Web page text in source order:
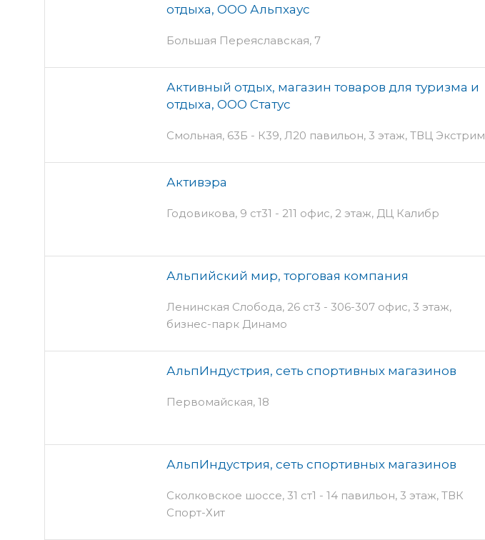
отдыха, ООО Альпхаус
Большая Переяславская, 7
Активный отдых, магазин товаров для туризма и
отдыха, ООО Статус
Смольная, 63Б - К39, Л20 павильон, 3 этаж, ТВЦ Экстрим
Активэра
Годовикова, 9 ст31 - 211 офис, 2 этаж, ДЦ Калибр
Альпийский мир, торговая компания
Ленинская Слобода, 26 ст3 - 306-307 офис, 3 этаж,
бизнес-парк Динамо
АльпИндустрия, сеть спортивных магазинов
Первомайская, 18
АльпИндустрия, сеть спортивных магазинов
Сколковское шоссе, 31 ст1 - 14 павильон, 3 этаж, ТВК
Спорт-Хит